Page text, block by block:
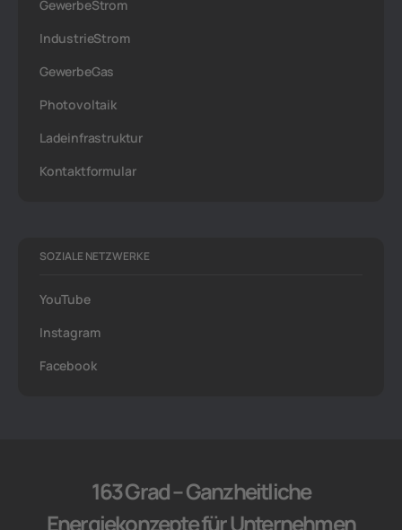
GewerbeStrom
IndustrieStrom
GewerbeGas
Photovoltaik
Ladeinfrastruktur
Kontaktformular
SOZIALE NETZWERKE
YouTube
Instagram
Facebook
163 Grad – Ganzheitliche
Energiekonzepte für Unternehmen